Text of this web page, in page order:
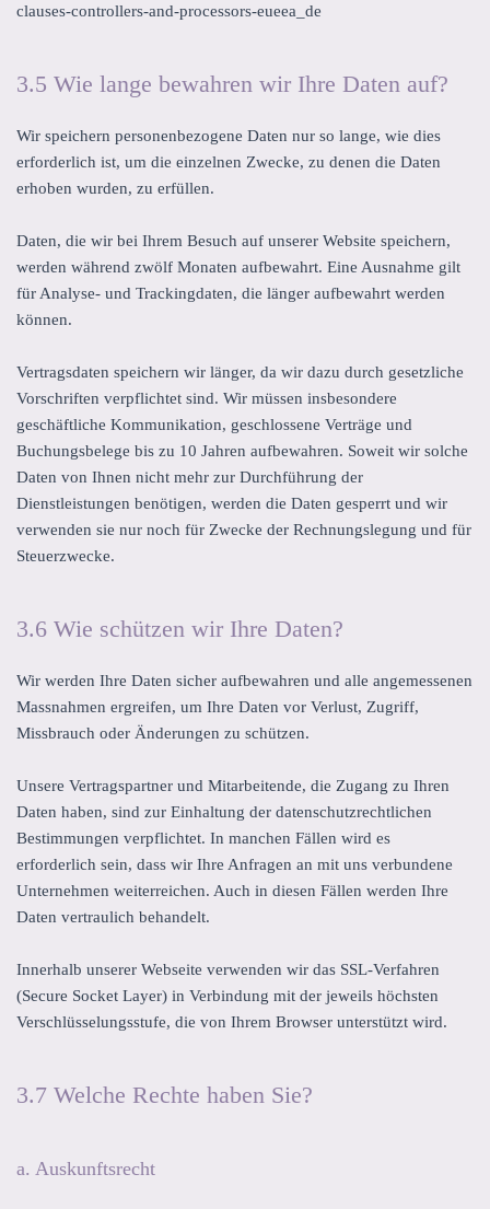
clauses-controllers-and-processors-eueea_de
3.5 Wie lange bewahren wir Ihre Daten auf?
Wir speichern personenbezogene Daten nur so lange, wie dies
erforderlich ist, um die einzelnen Zwecke, zu denen die Daten
erhoben wurden, zu erfüllen.
Daten, die wir bei Ihrem Besuch auf unserer Website speichern,
werden während zwölf Monaten aufbewahrt. Eine Ausnahme gilt
für Analyse- und Trackingdaten, die länger aufbewahrt werden
können.
Vertragsdaten speichern wir länger, da wir dazu durch gesetzliche
Vorschriften verpflichtet sind. Wir müssen insbesondere
geschäftliche Kommunikation, geschlossene Verträge und
Buchungsbelege bis zu 10 Jahren aufbewahren. Soweit wir solche
Daten von Ihnen nicht mehr zur Durchführung der
Dienstleistungen benötigen, werden die Daten gesperrt und wir
verwenden sie nur noch für Zwecke der Rechnungslegung und für
Steuerzwecke.
3.6 Wie schützen wir Ihre Daten?
Wir werden Ihre Daten sicher aufbewahren und alle angemessenen
Massnahmen ergreifen, um Ihre Daten vor Verlust, Zugriff,
Missbrauch oder Änderungen zu schützen.
Unsere Vertragspartner und Mitarbeitende, die Zugang zu Ihren
Daten haben, sind zur Einhaltung der datenschutzrechtlichen
Bestimmungen verpflichtet. In manchen Fällen wird es
erforderlich sein, dass wir Ihre Anfragen an mit uns verbundene
Unternehmen weiterreichen. Auch in diesen Fällen werden Ihre
Daten vertraulich behandelt.
Innerhalb unserer Webseite verwenden wir das SSL-Verfahren
(Secure Socket Layer) in Verbindung mit der jeweils höchsten
Verschlüsselungsstufe, die von Ihrem Browser unterstützt wird.
3.7 Welche Rechte haben Sie?
a. Auskunftsrecht